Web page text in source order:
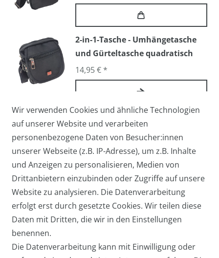
2-in-1-Tasche - Umhängetasche
und Gürteltasche quadratisch
14,95 € *
Arbeitstasche / Flugbegleiter /
Pilotentasche Medium
27,95 € *
Arbeitstasche / Laptoptasche /
Umhängetasche Groß
39,95 € *
Wir verwenden Cookies und ähnliche Technologien
auf unserer Website und verarbeiten
personenbezogene Daten von Besucher:innen
unserer Webseite (z.B. IP-Adresse), um z.B. Inhalte
und Anzeigen zu personalisieren, Medien von
Drittanbietern einzubinden oder Zugriffe auf unsere
Website zu analysieren. Die Datenverarbeitung
erfolgt erst durch gesetzte Cookies. Wir teilen diese
Daten mit Dritten, die wir in den Einstellungen
benennen.
Die Datenverarbeitung kann mit Einwilligung oder